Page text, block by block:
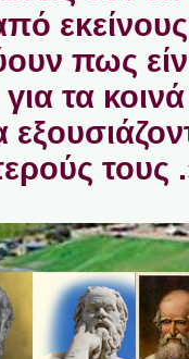
πως
τα κοινά
τους